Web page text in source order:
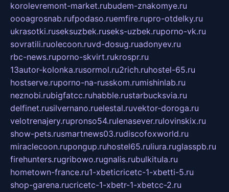
korolevremont-market.rubudem-znakomye.ru
oooagrosnab.rufpodaso.ruemfire.rupro-otdelky.ru
ukrasotki.ruseksuzbek.ruseks-uzbek.ruporno-vk.ru
sovratili.ruolecoon.ruvd-dosug.ruadonyev.ru
rbc-news.ruporno-skvirt.rukrospr.ru
13autor-kolonka.rusormol.ru2rich.ruhostel-65.ru
hostserve.ruporno-na-russkom.rumishinlab.ru
neznobi.rubigfatcc.ruhabble.rustarbucksvia.ru
delfinet.rusilvernano.ruelestal.ruvektor-doroga.ru
velotrenajery.rupronso54.rulenasever.rulovinskix.ru
show-pets.rusmartnews03.rudiscofoxworld.ru
miraclecoon.rupongup.ruhostel65.ruliura.ruglasspb.ru
firehunters.rugribowo.rugnalis.rubulkitula.ru
hometown-france.ru1-xbeticricetc-1-xbetti-5.ru
shop-garena.rucricetc-1-xbetr-1-xbetcc-2.ru